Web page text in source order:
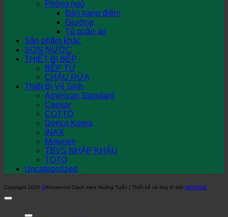
Phòng ngủ
Bàn trang điểm
Giường
Tủ quần áo
Sản phẩm khác
SƠN NƯỚC
THIẾT BỊ BẾP
BẾP TỪ
CHẬU RỬA
Thiết Bị Vệ Sinh
American Standard
Caesar
COTTO
Dorico Korea
INAX
Mowoen
TBVS NHẬP KHẨU
TOTO
Uncategorized
Copyright 2026 ©Showroom Gạch men Hoàng Tuấn | Thiết kế và duy trì bởi MARHUB